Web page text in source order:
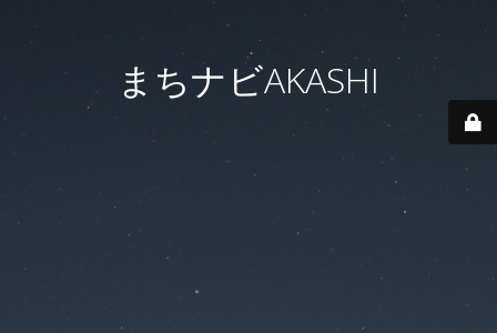
まちナビAKASHI